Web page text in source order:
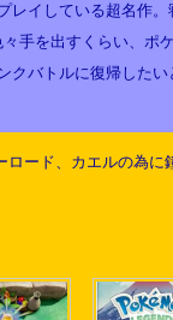
レイしている超名作
手を出すくらい、
バトルに復帰した
ード、カエルの為に